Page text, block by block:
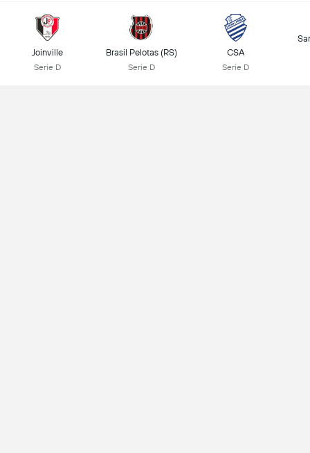
Joinville
Serie D
Brasil Pelotas (RS)
Serie D
CSA
Serie D